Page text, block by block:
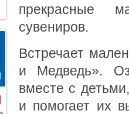
прекрасные
сувениров.
Встречает
и Медведь».
вместе с
и помогает их